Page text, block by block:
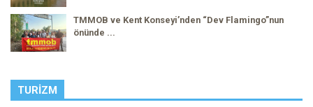
TMMOB ve Kent Konseyi’nden “Dev Flamingo”nun
önünde ...
TURIZM